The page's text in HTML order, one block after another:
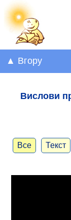
▲ Вгору
Вислови
Все Текст